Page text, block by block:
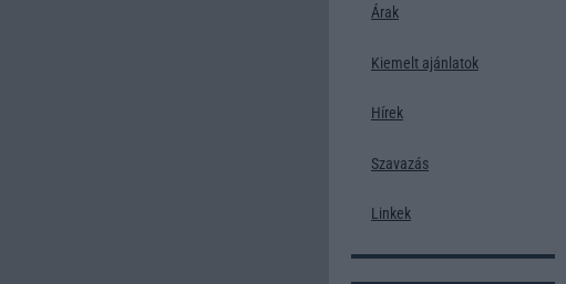
Árak
Kiemelt ajánlatok
Hírek
Szavazás
Linkek